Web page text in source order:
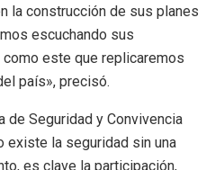
la construcción de sus planes
escuchando sus
este que replicaremos
país», precisó.
de Seguridad y Convivencia
existe la seguridad sin una
es clave la participación,